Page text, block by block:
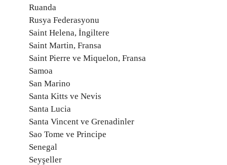
Ruanda
Rusya Federasyonu
Saint Helena, İngiltere
Saint Martin, Fransa
Saint Pierre ve Miquelon, Fransa
Samoa
San Marino
Santa Kitts ve Nevis
Santa Lucia
Santa Vincent ve Grenadinler
Sao Tome ve Principe
Senegal
Seyşeller